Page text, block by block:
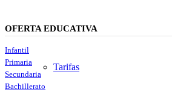
Tarifas
OFERTA EDUCATIVA
Infantil
Primaria
Secundaria
Bachillerato